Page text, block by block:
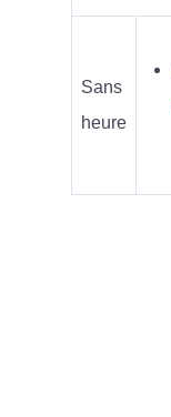
Sans
heure